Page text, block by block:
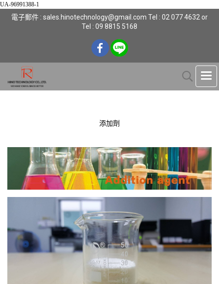
UA-96991388-1
電子郵件 : sales.hinotechnology@gmail.com Tel : 02 077 4632 or
Tel : 09 8815 5168
添加劑